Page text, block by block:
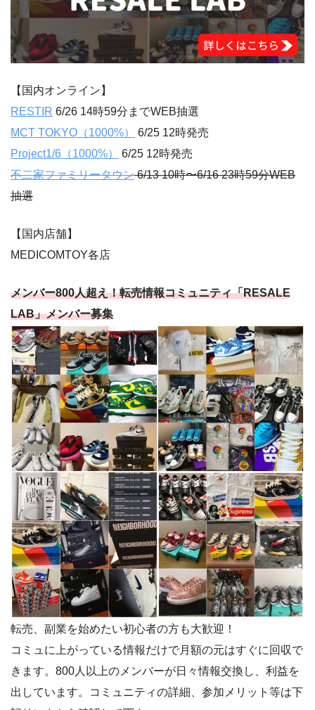
【国内オンライン】
RESTIR 6/26 14時59分までWEB抽選
MCT TOKYO（1000%）
6/25 12時発売
Project1/6（1000%）
6/25 12時発売
不二家ファミリータウン6/13 10時〜6/16 23時59分WEB
抽選
【国内店舗】
MEDICOMTOY各店
メンバー800人超え！転売情報コミュニティ「RESALE
LAB」メンバー募集
転売、副業を始めたい初心者の方も大歓迎！
コミュに上がっている情報だけで月額の元はすぐに回収で
きます。800人以上のメンバーが日々情報交換し、利益を
出しています。コミュニティの詳細、参加メリット等は下